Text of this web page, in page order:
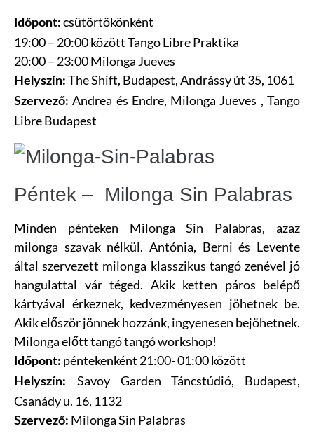
Időpont: csütörtökönként
19:00 – 20:00 között Tango Libre Praktika
20:00 – 23:00 Milonga Jueves
Helyszín: The Shift, Budapest, Andrássy út 35, 1061
Szervező: Andrea és Endre, Milonga Jueves , Tango
Libre Budapest
Péntek – Milonga Sin Palabras
Minden pénteken Milonga Sin Palabras, azaz
milonga szavak nélkül. Antónia, Berni és Levente
által szervezett milonga klasszikus tangó zenével jó
hangulattal vár téged. Akik ketten páros belépő
kártyával érkeznek, kedvezményesen jöhetnek be.
Akik először jönnek hozzánk, ingyenesen bejöhetnek.
Milonga előtt tangó tangó workshop!
Időpont: péntekenként 21:00- 01:00 között
Helyszín: Savoy Garden Táncstúdió, Budapest,
Csanády u. 16, 1132
Szervező: Milonga Sin Palabras